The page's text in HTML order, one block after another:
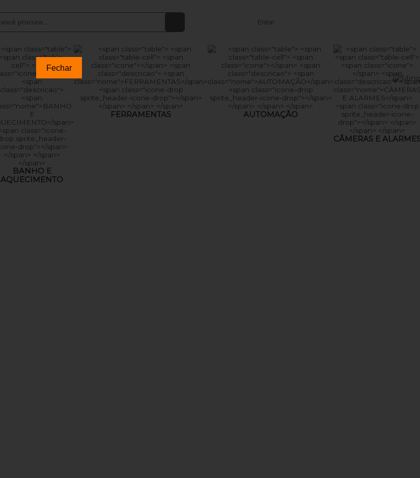
Entrar
BANHO E
AQUECIMENTO
FERRAMENTAS AUTOMAÇÃO
CÂMERAS E
Fechar